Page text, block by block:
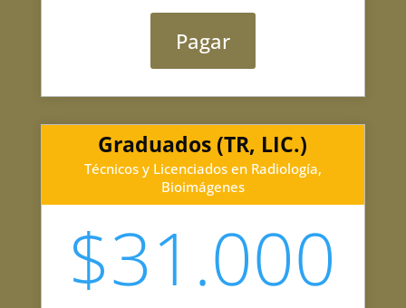
Pagar
Graduados (TR, LIC.)
Técnicos y Licenciados en Radiología,
Bioimágenes
$31.000